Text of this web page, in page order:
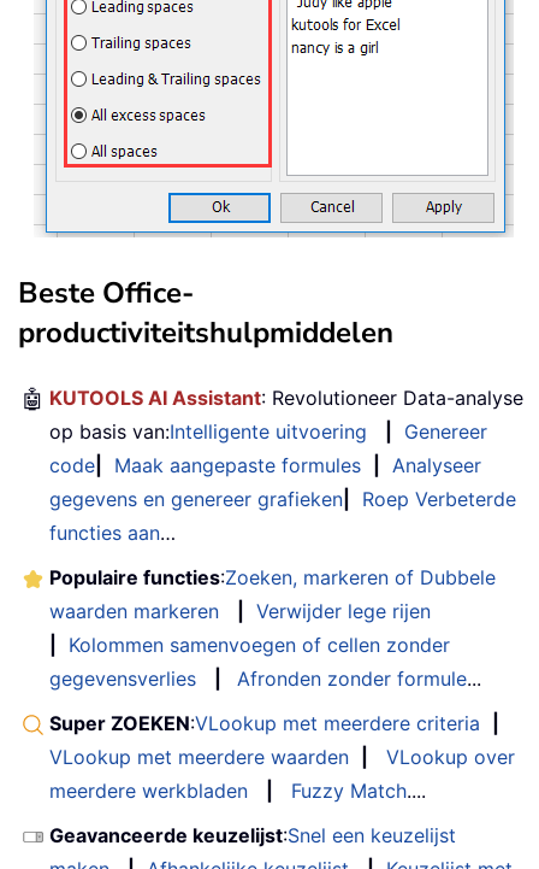
Beste Office-
productiviteitshulpmiddelen
🤖 KUTOOLS AI Assistant: Revolutioneer Data-analyse
op basis van:Intelligente uitvoering
Genereer
code
Maak aangepaste formules
Analyseer
gegevens en genereer grafieken
Roep Verbeterde
functies aan…
Populaire functies:Zoeken, markeren of Dubbele
waarden markeren
Verwijder lege rijen
Kolommen samenvoegen of cellen zonder
gegevensverlies
Afronden zonder formule...
Super ZOEKEN:VLookup met meerdere criteria
VLookup met meerdere waarden
VLookup over
meerdere werkbladen
Fuzzy Match....
Geavanceerde keuzelijst:Snel een keuzelijst